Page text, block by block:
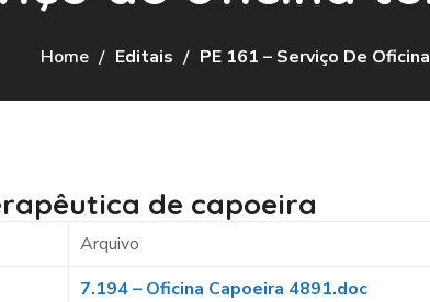
Home Editais PE 161 – Serviço De
de capoeira
Arquivo
7.194 – Oficina Capoeira 4891.doc